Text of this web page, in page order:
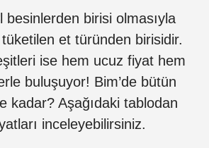
besinlerden birisi olmasıyla
et türünden birisidir.
ise hem ucuz fiyat hem
buluşuyor! Bim’de bütün
kadar? Aşağıdaki tablodan
inceleyebilirsiniz.